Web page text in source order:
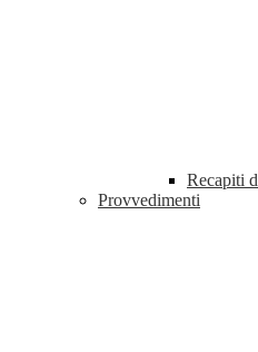
Recapiti
Provvedimenti